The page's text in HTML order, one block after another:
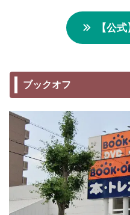
【公
ブックオフ